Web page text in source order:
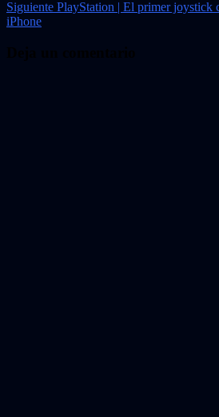
de
Siguiente PlayStation | El primer joystick
iPhone